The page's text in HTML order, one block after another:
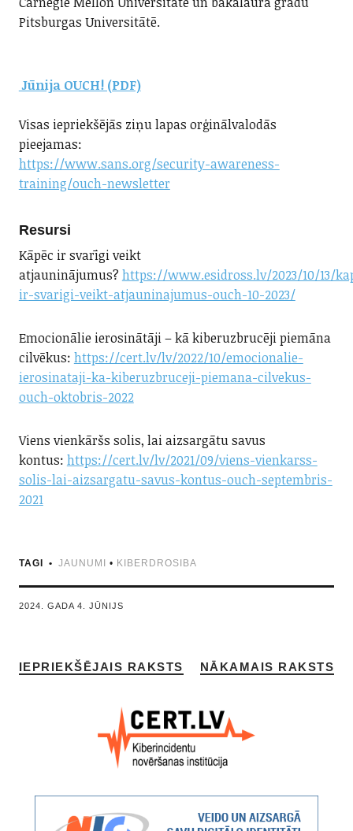
Pitsburgas Universitātē.
Jūnija OUCH! (PDF)
Visas iepriekšējās ziņu lapas orģinālvalodās
pieejamas:
https://www.sans.org/security-awareness-
training/ouch-newsletter
Resursi
Kāpēc ir svarīgi veikt
atjauninājumus? https://www.esidross.lv/2023/10/13/
ir-svarigi-veikt-atjauninajumus-ouch-10-2023/
Emocionālie ierosinātāji – kā kiberuzbrucēji piemāna
cilvēkus: https://cert.lv/lv/2022/10/emocionalie-
ierosinataji-ka-kiberuzbruceji-piemana-cilvekus-
ouch-oktobris-2022
Viens vienkāršs solis, lai aizsargātu savus
kontus: https://cert.lv/lv/2021/09/viens-vienkarss-
solis-lai-aizsargatu-savus-kontus-ouch-septembris-
2021
TAGI JAUNUMI • KIBERDROSIBA
2024. GADA 4. JŪNIJS
IEPRIEKŠĒJAIS RAKSTS NĀKAMAIS RAKSTS